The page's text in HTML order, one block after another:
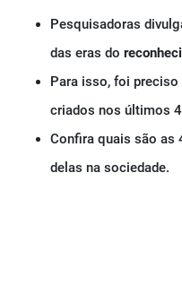
Pesquisadoras
das eras do
Para isso, foi
criados nos últimos
Confira quais são as
delas na sociedade.